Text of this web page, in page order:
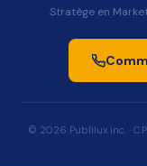
Stratège en
© 2026 Publilux inc. ·